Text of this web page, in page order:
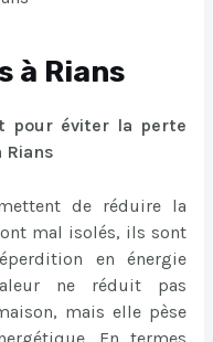
à Rians
pour éviter la perte
Rians
de réduire la
mal isolés, ils sont
en énergie
ne réduit pas
mais elle pèse